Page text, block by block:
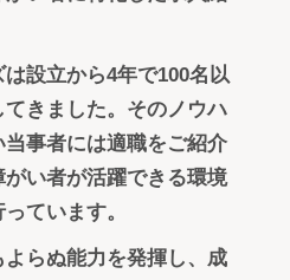
設立から4年で100名以
きました。そのノウハ
事者には適職をご紹介
い者が活躍できる環境
ています。
らぬ能力を発揮し、成